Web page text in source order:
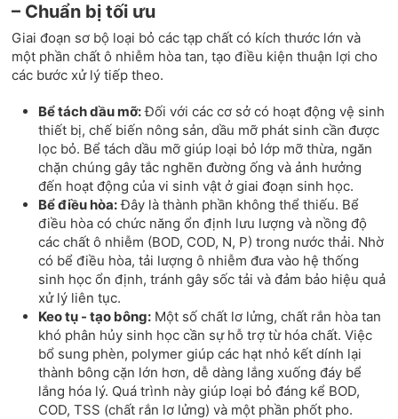
– Chuẩn bị tối ưu
Giai đoạn sơ bộ loại bỏ các tạp chất có kích thước lớn và
một phần chất ô nhiễm hòa tan, tạo điều kiện thuận lợi cho
các bước xử lý tiếp theo.
Bể tách dầu mỡ:Đối với các cơ sở có hoạt động vệ sinh
thiết bị, chế biến nông sản, dầu mỡ phát sinh cần được
lọc bỏ. Bể tách dầu mỡ giúp loại bỏ lớp mỡ thừa, ngăn
chặn chúng gây tắc nghẽn đường ống và ảnh hưởng
đến hoạt động của vi sinh vật ở giai đoạn sinh học.
Bể điều hòa:Đây là thành phần không thể thiếu. Bể
điều hòa có chức năng ổn định lưu lượng và nồng độ
các chất ô nhiễm (BOD, COD, N, P) trong nước thải. Nhờ
có bể điều hòa, tải lượng ô nhiễm đưa vào hệ thống
sinh học ổn định, tránh gây sốc tải và đảm bảo hiệu quả
xử lý liên tục.
Keo tụ - tạo bông: Một số chất lơ lửng, chất rắn hòa tan
khó phân hủy sinh học cần sự hỗ trợ từ hóa chất. Việc
bổ sung phèn, polymer giúp các hạt nhỏ kết dính lại
thành bông cặn lớn hơn, dễ dàng lắng xuống đáy bể
lắng hóa lý. Quá trình này giúp loại bỏ đáng kể BOD,
COD, TSS (chất rắn lơ lửng) và một phần phốt pho.